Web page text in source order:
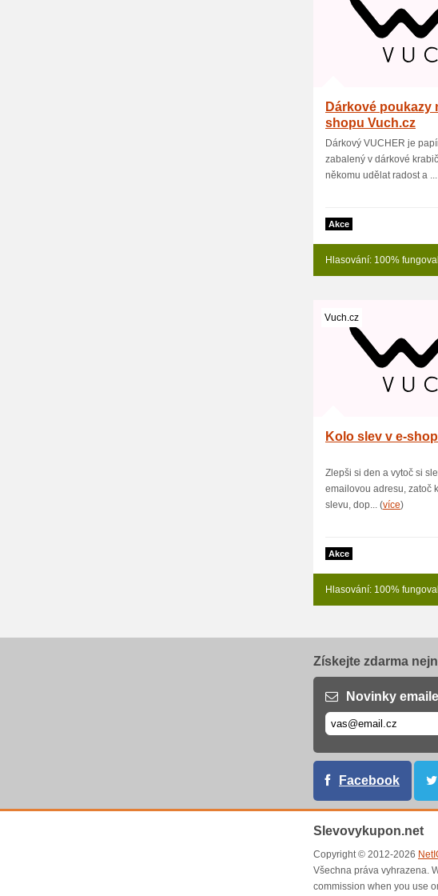
Dárkové poukazy
shopu Vuch.cz
Dárkový VUCHER je
zabalený v dárkové
někomu udělat radost a
Akce
Hlasování: 100%
Vuch.cz
Kolo slev v e-
Zlepši si den a vytoč si
emailovou adresu, zatoč
slevu, dop... (více)
Akce
Hlasování: 100%
Získejte zdarma
Novinky
Facebook
Slevovykupon.net
Copyright © 2012-2026
Všechna práva vyhrazena.
commission when you use